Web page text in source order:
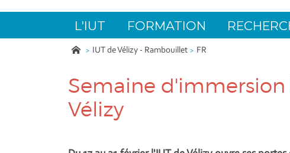
L'IUT FORMATION
IUT de Vélizy - Rambouillet FR
Semaine d'immersion
Vélizy